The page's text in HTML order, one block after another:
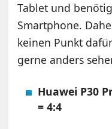
Tablet und
Smartphone.
keinen Punkt
gerne anders
Huawei P30
= 4:4